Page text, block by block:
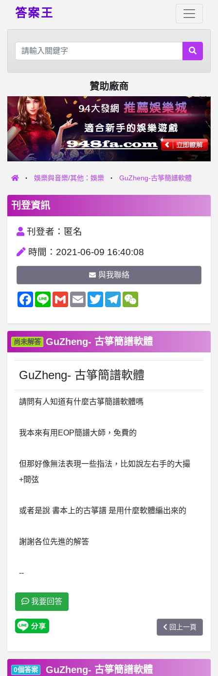
答案王
贊助廠商
娛樂與音樂/其他：娛樂 GuZheng-古箏簡譜軟體
刊登資訊
刊登者：匿名
時間：2021-06-09 16:40:08
與我聯絡
Facebook
Line GmailEmail TwitterTelegramWeChat
尚未解答 GuZheng- 古箏簡譜軟體
GuZheng- 古箏簡譜軟體
請問有人知道有什麼古箏簡譜軟體嗎
我本來有用EOP簡譜大師，免費的
但那好像無法表現一些指法，比如說左右手的大撮
+間弦
或者是說 書本上的古箏譜 是用什麼軟體編出來的
謝謝各位先進的解答
--
我要回答
回上一頁
0個答案 GuZheng- 古箏簡譜軟體